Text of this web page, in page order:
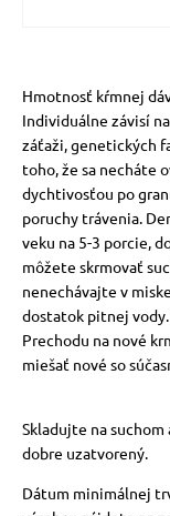
Hmotnosť kŕmnej
Individuálne závisí
záťaži, genetických
toho, že sa necháte
dychtivosťou po
poruchy trávenia.
veku na 5-3 porcie,
môžete skrmovať
nenechávajte v
dostatok pitnej
Prechodu na nové
miešať nové so
Skladujte na
dobre uzatvorený.
Dátum minimálnej